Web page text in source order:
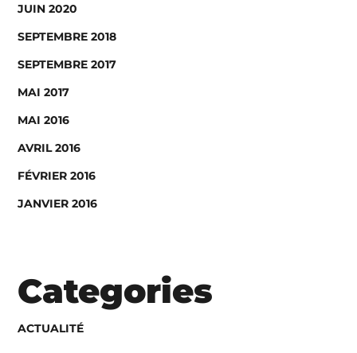
JUIN 2020
SEPTEMBRE 2018
SEPTEMBRE 2017
MAI 2017
MAI 2016
AVRIL 2016
FÉVRIER 2016
JANVIER 2016
Categories
ACTUALITÉ